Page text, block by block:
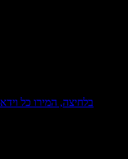
בלחיצה, המירו כל